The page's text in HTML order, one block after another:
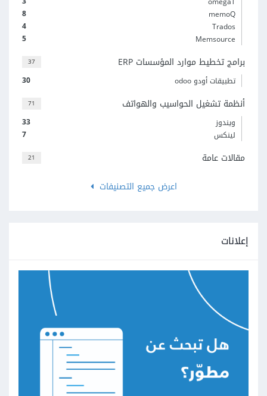
8
memoQ
4
Trados
5
Memsource
37 برامج تخطيط موارد المؤسسات ERP
30 تطبيقات أودو odoo
71 أنظمة تشغيل الحواسيب والهواتف
33
ويندوز
7
لينكس
21
مقالات عامة
اعرض جميع التصنيفات
إعلانات